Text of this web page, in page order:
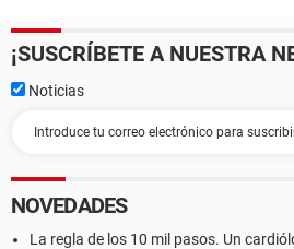
¡SUSCRÍBETE A NUESTRA
Noticias
NOVEDADES
La regla de los 10 mil pasos. Un